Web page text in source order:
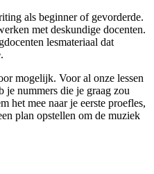
als beginner of gevorderde.
met deskundige docenten.
lesmateriaal dat
mogelijk. Voor al onze lessen
je nummers die je graag zou
het mee naar je eerste proefles,
plan opstellen om de muziek